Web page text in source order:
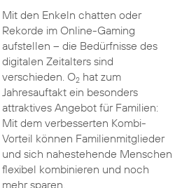
Mit den Enkeln chatten oder
Rekorde im Online-Gaming
aufstellen – die Bedürfnisse des
digitalen Zeitalters sind
verschieden. O2hat zum
Jahresauftakt ein besonders
attraktives Angebot für Familien:
Mit dem verbesserten Kombi-
Vorteil können Familienmitglieder
und sich nahestehende Menschen
flexibel kombinieren und noch
mehr sparen.